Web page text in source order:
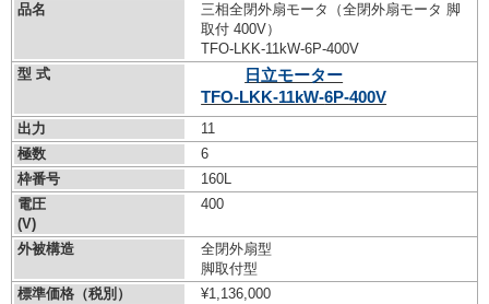
品名
三相全閉外扇モータ（全閉外扇モータ 脚
取付 400V）
TFO-LKK-11kW-6P-400V
型 式
日立モーター
TFO-LKK-11kW-6P-400V
出力
11
極数
6
枠番号
160L
電圧
(V)
400
外被構造
全閉外扇型
脚取付型
標準価格（税別）
¥1,136,000